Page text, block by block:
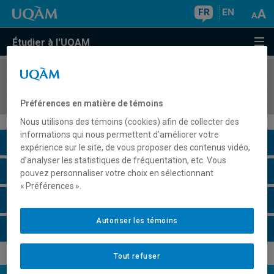
FR EN
Étudier à l'UQAM
COURS//
Description du cours
Horaire - Été 2026
Préférences en matière de témoins
Nous utilisons des témoins (cookies) afin de collecter des
informations qui nous permettent d’améliorer votre
expérience sur le site, de vous proposer des contenus vidéo,
d’analyser les statistiques de fréquentation, etc. Vous
pouvez personnaliser votre choix en sélectionnant
« Préférences ».
Tout refuser
Autoriser les témoins